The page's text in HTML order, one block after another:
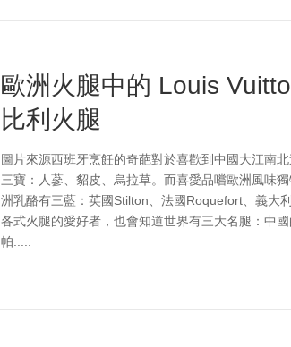
歐洲火腿中的 Louis
比利火腿
圖片來源西班牙烹飪的奇葩對於喜歡到中國大江南
三寶：人蔘、貂皮、烏拉草。而喜愛品嚐歐洲風味
洲乳酪有三藍：英國Stilton、法國Roquefort、義大
各式火腿的愛好者，也會知道世界有三大名腿：中
帕.....